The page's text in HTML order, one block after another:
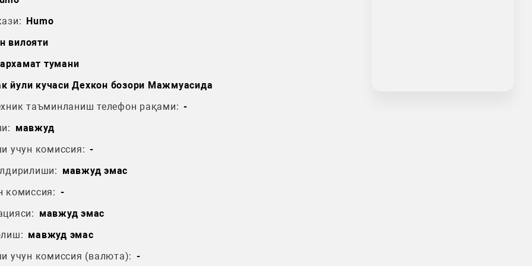
Humo
вилояти
тумани
йули кучаси Дехкон бозори Мажмуасида
таъминланиш телефон рақами: -
мавжуд
учун комиссия: -
мавжуд эмас
комиссия: -
мавжуд эмас
мавжуд эмас
учун комиссия (валюта): -